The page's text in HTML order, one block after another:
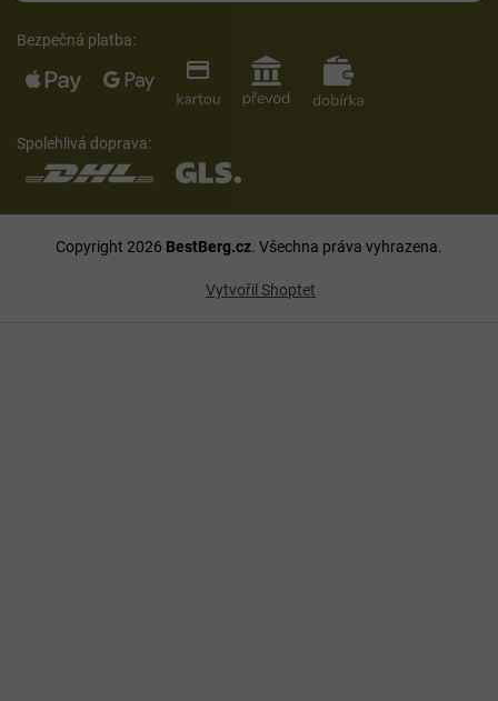
Bezpečná platba:
Spolehlivá doprava:
Vytvořil Shoptet
Copyright 2026 BestBerg.cz. Všechna práva vyhrazena.